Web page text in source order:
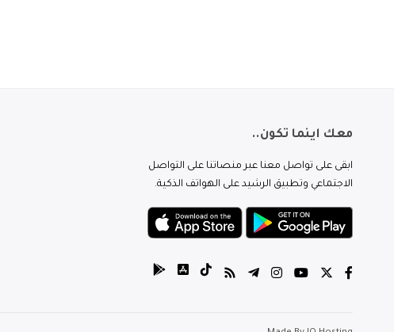
معك اينما تكون..
ابقى على تواصل معنا عبر منصاتنا على التواصل
الاجتماعي وتطبيق الرشيد على الهواتف الذكية.